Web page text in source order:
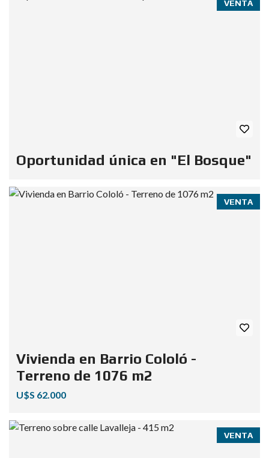
VENTA
Oportunidad única en "El Bosque"
VENTA
Vivienda en Barrio Cololó -
Terreno de 1076 m2
U$S 62.000
VENTA